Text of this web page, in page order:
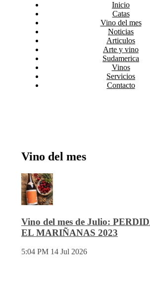
Inicio
Catas
Vino del mes
Noticias
Articulos
Arte y vino
Sudamerica
Vinos
Servicios
Contacto
Vino del mes
Vino del mes de Julio:
EL MARIÑANAS 2023
5:04 PM 14 Jul 2026